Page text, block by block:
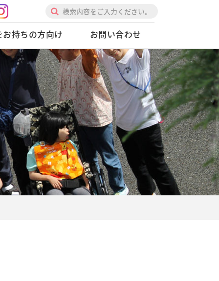
お持ちの方向け お問い合わせ